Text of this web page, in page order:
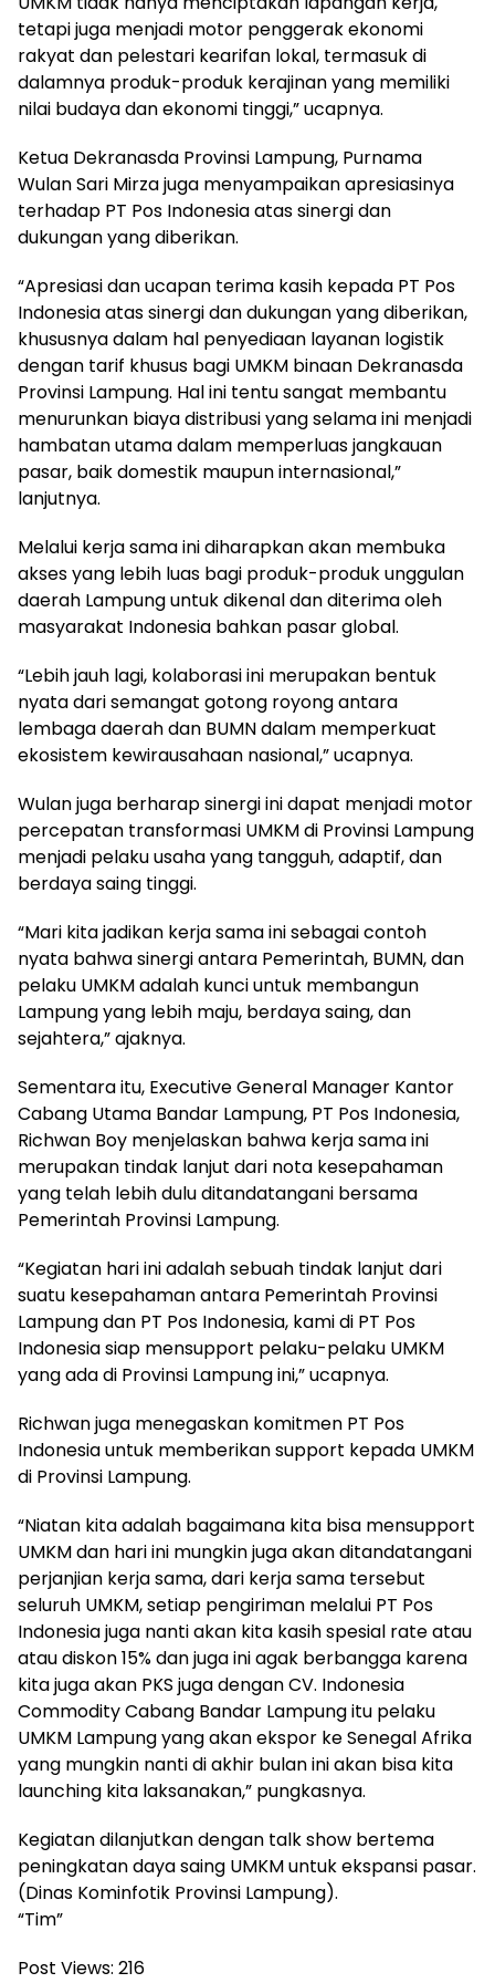
tetapi juga menjadi motor penggerak ekonomi
rakyat dan pelestari kearifan lokal, termasuk di
dalamnya produk-produk kerajinan yang memiliki
nilai budaya dan ekonomi tinggi,” ucapnya.
Ketua Dekranasda Provinsi Lampung, Purnama
Wulan Sari Mirza juga menyampaikan apresiasinya
terhadap PT Pos Indonesia atas sinergi dan
dukungan yang diberikan.
“Apresiasi dan ucapan terima kasih kepada PT Pos
Indonesia atas sinergi dan dukungan yang diberikan,
khususnya dalam hal penyediaan layanan logistik
dengan tarif khusus bagi UMKM binaan Dekranasda
Provinsi Lampung. Hal ini tentu sangat membantu
menurunkan biaya distribusi yang selama ini menjadi
hambatan utama dalam memperluas jangkauan
pasar, baik domestik maupun internasional,”
lanjutnya.
Melalui kerja sama ini diharapkan akan membuka
akses yang lebih luas bagi produk-produk unggulan
daerah Lampung untuk dikenal dan diterima oleh
masyarakat Indonesia bahkan pasar global.
“Lebih jauh lagi, kolaborasi ini merupakan bentuk
nyata dari semangat gotong royong antara
lembaga daerah dan BUMN dalam memperkuat
ekosistem kewirausahaan nasional,” ucapnya.
Wulan juga berharap sinergi ini dapat menjadi motor
percepatan transformasi UMKM di Provinsi Lampung
menjadi pelaku usaha yang tangguh, adaptif, dan
berdaya saing tinggi.
“Mari kita jadikan kerja sama ini sebagai contoh
nyata bahwa sinergi antara Pemerintah, BUMN, dan
pelaku UMKM adalah kunci untuk membangun
Lampung yang lebih maju, berdaya saing, dan
sejahtera,” ajaknya.
Sementara itu, Executive General Manager Kantor
Cabang Utama Bandar Lampung, PT Pos Indonesia,
Richwan Boy menjelaskan bahwa kerja sama ini
merupakan tindak lanjut dari nota kesepahaman
yang telah lebih dulu ditandatangani bersama
Pemerintah Provinsi Lampung.
“Kegiatan hari ini adalah sebuah tindak lanjut dari
suatu kesepahaman antara Pemerintah Provinsi
Lampung dan PT Pos Indonesia, kami di PT Pos
Indonesia siap mensupport pelaku-pelaku UMKM
yang ada di Provinsi Lampung ini,” ucapnya.
Richwan juga menegaskan komitmen PT Pos
Indonesia untuk memberikan support kepada UMKM
di Provinsi Lampung.
“Niatan kita adalah bagaimana kita bisa mensupport
UMKM dan hari ini mungkin juga akan ditandatangani
perjanjian kerja sama, dari kerja sama tersebut
seluruh UMKM, setiap pengiriman melalui PT Pos
Indonesia juga nanti akan kita kasih spesial rate atau
atau diskon 15% dan juga ini agak berbangga karena
kita juga akan PKS juga dengan CV. Indonesia
Commodity Cabang Bandar Lampung itu pelaku
UMKM Lampung yang akan ekspor ke Senegal Afrika
yang mungkin nanti di akhir bulan ini akan bisa kita
launching kita laksanakan,” pungkasnya.
Kegiatan dilanjutkan dengan talk show bertema
peningkatan daya saing UMKM untuk ekspansi pasar.
(Dinas Kominfotik Provinsi Lampung).
“Tim”
Post Views: 216